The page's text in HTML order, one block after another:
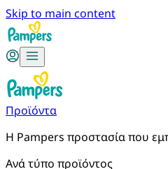
Skip to main content
Προϊόντα
Η Pampers προστασία που
Ανά τύπο προϊόντος